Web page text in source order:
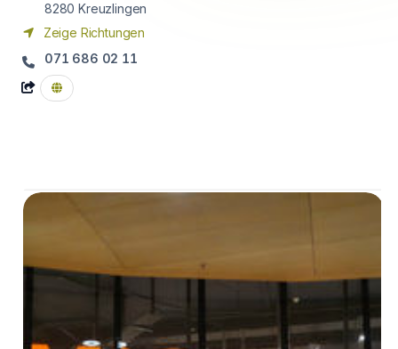
8280 Kreuzlingen
Zeige Richtungen
071 686 02 11